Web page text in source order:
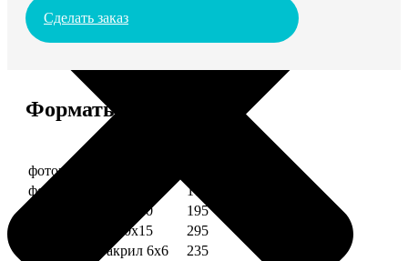
Сделать заказ
Форматы и цены
Услуга
фотомагниты 6х6
фотомагнит 7х10
175
фотомагниты 10х10
195
фотомагниты 10х15
295
фотомагнит акрил 6х6
235